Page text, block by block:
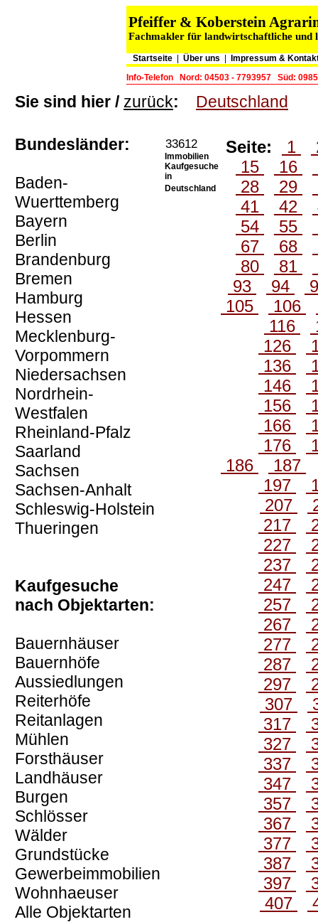
Pfeiffer & Koberstein
Fachmakler für landwirtschaftliche und
Startseite| Über uns
Impressum &
Info-Telefon
Nord: 04503 - 7793957 Süd:
Sie sind hier / zurück: Deutschland
Bundesländer:
Baden-
Wuerttemberg
Bayern
Berlin
Brandenburg
Bremen
Hamburg
Hessen
Mecklenburg-
Vorpommern
Niedersachsen
Nordrhein-
Westfalen
Rheinland-Pfalz
Saarland
Sachsen
Sachsen-Anhalt
Schleswig-Holstein
Thueringen
Kaufgesuche
nach Objektarten:
Bauernhäuser
Bauernhöfe
Aussiedlungen
Reiterhöfe
Reitanlagen
Mühlen
Forsthäuser
Landhäuser
Burgen
Schlösser
Wälder
Grundstücke
Gewerbeimmobilien
Wohnhaeuser
Alle Objektarten
33612
Immobilien
Kaufgesuche
in
Deutschland
Seite: 1
15
16
28
29
41
42
54
55
67
68
80
81
93
94
105
106
116
126
136
146
156
166
176
186
187
197
207
217
227
237
247
257
267
277
287
297
307
317
327
337
347
357
367
377
387
397
407